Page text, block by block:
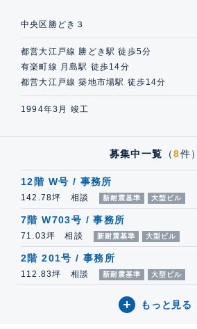
中央区勝どき３
都営大江戸線 勝どき駅 徒歩5分
有楽町線 月島駅 徒歩14分
都営大江戸線 築地市場駅 徒歩14分
1994年3月 竣工
募集中一覧 （8件）
12階 W号 / 事務所
142.78坪 相談 新耐震基準 大型ビル
7階 W703号 / 事務所
71.03坪 相談 新耐震基準 大型ビル
2階 201号 / 事務所
112.83坪 相談 新耐震基準 大型ビル
もっと見る